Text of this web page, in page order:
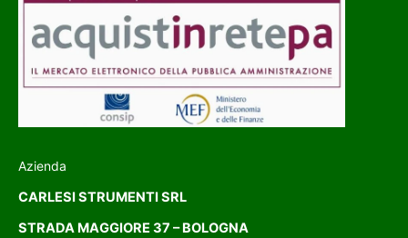
Azienda
CARLESI STRUMENTI SRL
STRADA MAGGIORE 37 – BOLOGNA